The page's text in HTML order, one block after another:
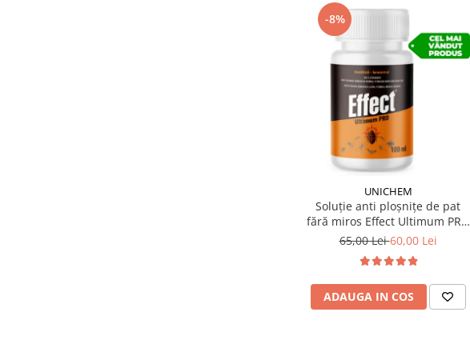
-8%
UNICHEM
Soluție anti ploșnițe de pat
fără miros Effect Ultimum PRO
100 ml
65,00 Lei60,00 Lei
ADAUGA IN COS